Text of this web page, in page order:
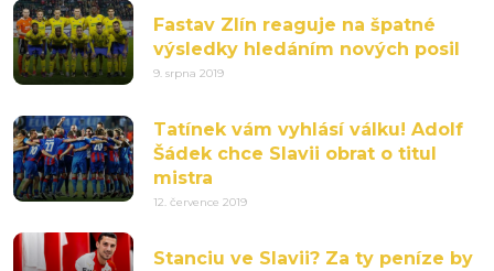
Fastav Zlín reaguje na špatné
výsledky hledáním nových posil
9. srpna 2019
Tatínek vám vyhlásí válku! Adolf
Šádek chce Slavii obrat o titul
mistra
12. července 2019
Stanciu ve Slavii? Za ty peníze by